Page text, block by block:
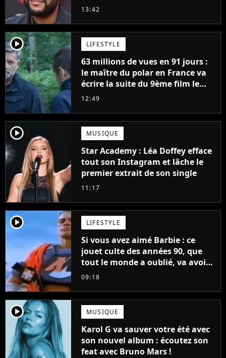
13:42
player2 LIFESTYLE
63 millions de vues en 91 jours :
le maître du polar en France va
écrire la suite du 9ème film le
plus regardé sur Netflix
12:49
player2 MUSIQUE
Star Academy : Léa Doffey efface
tout son Instagram et lâche le
premier extrait de son single
11:17
player2 LIFESTYLE
Si vous avez aimé Barbie : ce
jouet culte des années 90, que
tout le monde a oublié, va avoir
un film
09:18
player2 MUSIQUE
Karol G va sauver votre été avec
son nouvel album : écoutez son
feat avec Bruno Mars !